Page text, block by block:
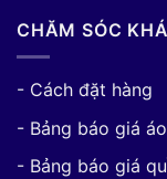
CHĂM SÓC
- Cách đặt hàng
- Bảng báo giá
- Bảng báo giá